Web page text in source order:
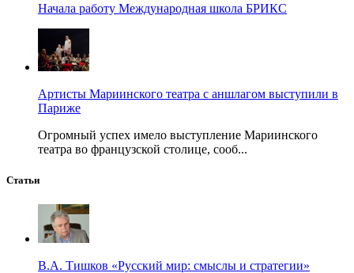
Начала работу Международная школа БРИКС
Артисты Мариинского театра с аншлагом выступили в
Париже
Огромный успех имело выступление Мариинского
театра во французской столице, сооб...
Статьи
В.А. Тишков «Русский мир: смыслы и стратегии»